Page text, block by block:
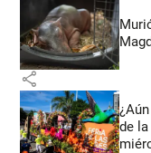
share
de